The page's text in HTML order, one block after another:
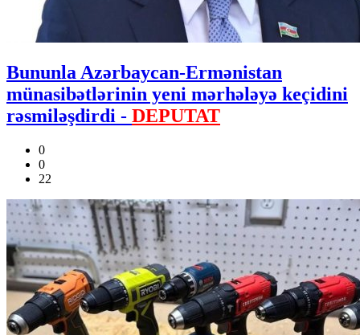
Bununla Azərbaycan-Ermənistan
münasibətlərinin yeni mərhələyə keçidini
rəsmiləşdirdi - DEPUTAT
0
0
22